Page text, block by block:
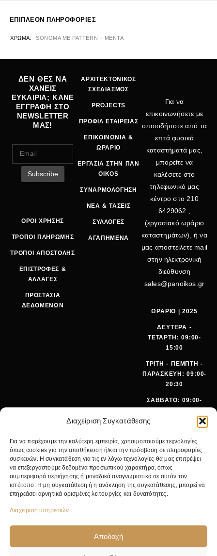
Διαχείριση Συγκατάθεσης
Για να παρέχουμε την καλύτερη εμπειρία, χρησιμοποιούμε τεχνολογίες
όπως cookies για την αποθήκευση ή/και την πρόσβαση σε πληροφορίες
συσκευών. Η συγκατάθεση για τις εν λόγω τεχνολογίες θα μας επιτρέψει
να επεξεργαστούμε δεδομένα προσωπικού χαρακτήρα, όπως
συμπεριφορά περιήγησης ή μοναδικά αναγνωριστικά σε αυτόν τον
ιστότοπο. Η μη συγκατάθεση ή η ανάκληση της συγκατάθεσης, μπορεί να
επηρεάσει αρνητικά ορισμένες λειτουργίες και δυνατότητες.
Διαχείριση υπηρεσιών
Αποδοχή
ΕΠΙΠΛΈΟΝ ΠΛΗΡΟΦΟΡΊΕΣ
ΧΡΏΜΑ SONOMA ΜΕ PATTERN – ΜΕΝΤΑ
ΔΕΝ ΘΕΣ ΝΑ
ΧΑΝΕΙΣ
ΕΥΚΑΙΡΙΑ; ΚΑΝΕ
ΕΓΓΡΑΦΗ ΣΤΟ
NEWSLETTER
ΜΑΣ!
ΟΡΟΙ ΧΡΗΣΗΣ
ΤΡΟΠΟΙ ΠΛΗΡΩΜΗΣ
ΤΡΟΠΟΙ ΑΠΟΣΤΟΛΗΣ
ΕΠΙΣΤΡΟΦΕΣ &
ΑΛΛΑΓΕΣ
ΠΡΟΣΤΑΣΙΑ
ΔΕΔΟΜΕΝΩΝ
ΑΡΧΙΤΕΚΤΟΝΙΚΟΣ
ΣΧΕΔΙΑΣΜΟΣ
PROJECTS
ΠΡΟΦΙΛ ΕΤΑΙΡΕΙΑΣ
ΕΠΙΚΟΙΝΩΝΙΑ &
ΩΡΑΡΙΟ
ΕΡΓΑΣΙΑ ΣΤΗΝ ΠΑΝ
OIKOS
ΣΥΝΑΡΜΟΛΟΓΗΣΗ
ΝΕΑ & ΤΑΣΕΙΣ
ΣΥΛΛΟΓΕΣ
ΑΓΑΠΗΜΕΝΑ
Για να
επικοινωνήσετε με
οποιοδήποτε από τα
επτά φυσικά
καταστήματά μας,
μπορείτε να
καλέσετε στο
τηλεφωνικό μας
κέντρο στο 210
6429062
(εργασιακό ωράριο
καταστημάτων), ή να
μας αποστείλετε mail
στην ηλεκτρονική
διεύθυνση
sales@panoikos.gr
ΩΡΑΡΙΟ | 2025
ΔΕΥΤΕΡΑ -
ΤΕΤΑΡΤΗ: 09:00-
15:00
ΤΡΙΤΗ - ΠΕΜΠΤΗ -
ΠΑΡΑΣΚΕΥΗ: 09:00-
20:30
ΣΑΒΒΑΤΟ: 09:00-
ΩΝΟ:
642 9062
EMA
IL:
SALES@PANOI
KOS.GR
ΚΕΝΤΡΙΚ
Ο
ΚΑΤΑΣΤΗ
ΝΙΚ.
ΓΚΥΖΗ 24,